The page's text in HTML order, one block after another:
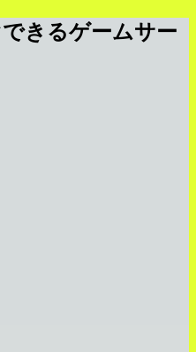
きるゲームサー